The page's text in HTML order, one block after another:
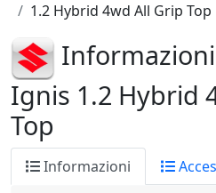
1.2 Hybrid 4wd All Grip Top
Ignis 1.2 Hybrid
Top
Informazioni